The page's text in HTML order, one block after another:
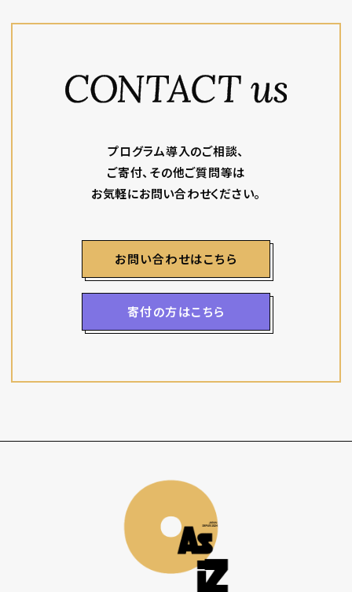
プログラム導入のご相談、
ご寄付、その他ご質問等は
お気軽にお問い合わせください。
お問い合わせはこちら
寄付の方はこちら